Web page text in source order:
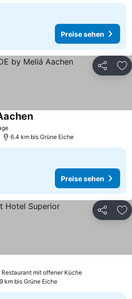
Preise sehen
Teilen
6.4 km bis Grüne Eiche
Preise sehen
Teilen
mit offener Küche
km bis Grüne Eiche